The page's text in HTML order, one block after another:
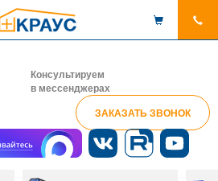
Консультируем
в мессенджерах
ЗАКАЗАТЬ ЗВОНОК